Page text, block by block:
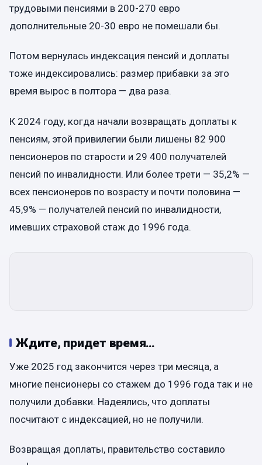
трудовыми пенсиями в 200-270 евро
дополнительные 20-30 евро не помешали бы.
Потом вернулась индексация пенсий и доплаты
тоже индексировались: размер прибавки за это
время вырос в полтора — два раза.
К 2024 году, когда начали возвращать доплаты к
пенсиям, этой привилегии были лишены 82 900
пенсионеров по старости и 29 400 получателей
пенсий по инвалидности. Или более трети — 35,2% —
всех пенсионеров по возрасту и почти половина —
45,9% — получателей пенсий по инвалидности,
имевших страховой стаж до 1996 года.
Ждите, придет время…
Уже 2025 год закончится через три месяца, а
многие пенсионеры со стажем до 1996 года так и не
получили добавки. Надеялись, что доплаты
посчитают с индексацией, но не получили.
Возвращая доплаты, правительство составило